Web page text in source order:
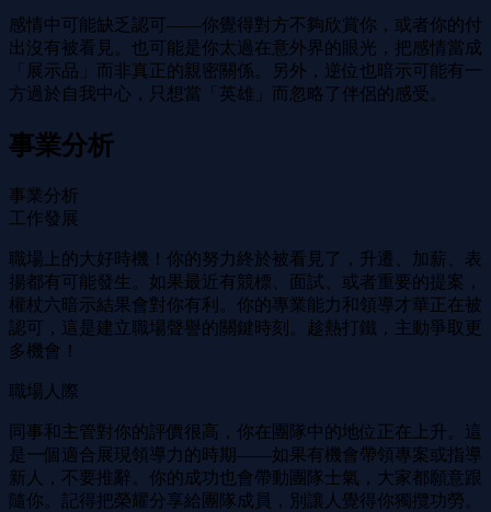
感情中可能缺乏認可——你覺得對方不夠欣賞你，或者你的付
出沒有被看見。也可能是你太過在意外界的眼光，把感情當成
「展示品」而非真正的親密關係。另外，逆位也暗示可能有一
方過於自我中心，只想當「英雄」而忽略了伴侶的感受。
事業分析
事業分析
工作發展
職場上的大好時機！你的努力終於被看見了，升遷、加薪、表
揚都有可能發生。如果最近有競標、面試、或者重要的提案，
權杖六暗示結果會對你有利。你的專業能力和領導才華正在被
認可，這是建立職場聲譽的關鍵時刻。趁熱打鐵，主動爭取更
多機會！
職場人際
同事和主管對你的評價很高，你在團隊中的地位正在上升。這
是一個適合展現領導力的時期——如果有機會帶領專案或指導
新人，不要推辭。你的成功也會帶動團隊士氣，大家都願意跟
隨你。記得把榮耀分享給團隊成員，別讓人覺得你獨攬功勞。